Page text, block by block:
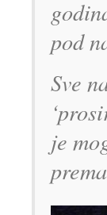
pod
Sve
je